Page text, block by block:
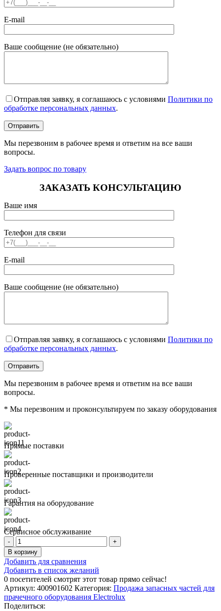
E-mail
Ваше сообщение (не обязательно)
Отправляя заявку, я соглашаюсь с условиями Политики по
обработке персональных данных.
Мы перезвоним в рабочее время и ответим на все ваши
вопросы.
Задать вопрос по товару
ЗАКАЗАТЬ КОНСУЛЬТАЦИЮ
Ваше имя
Телефон для связи
E-mail
Ваше сообщение (не обязательно)
Отправляя заявку, я соглашаюсь с условиями Политики по
обработке персональных данных.
Мы перезвоним в рабочее время и ответим на все ваши
вопросы.
* Мы перезвоним и проконсультируем по заказу оборудования
Прямые поставки
Проверенные поставщики и производители
Гарантия на оборудование
Сервисное обслуживание
Количество
товара
УПАКОВКА
В корзину
Добавить для сравнения
Добавить в список желаний
0 посетителей смотрят этот товар прямо сейчас!
Артикул: 400901602 Категория: Продажа запасных частей для
прачечного оборудования Electrolux
Поделиться: